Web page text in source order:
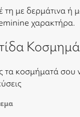
τη με δερμάτινα ή
χαρακτήρα.
τα κοσμήματά σου